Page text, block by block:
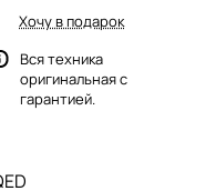
Хочу в подарок
Вся техника
оригинальная с
гарантией.